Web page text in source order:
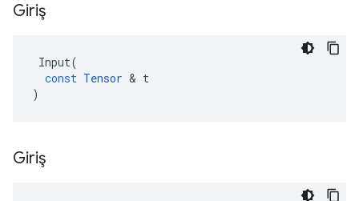
Giriş
Input(
const Tensor & t
)
Giriş